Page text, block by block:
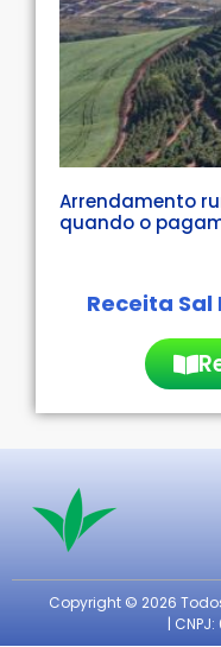
Arrendamento
quando o
Receita
Copyright © 2026
|